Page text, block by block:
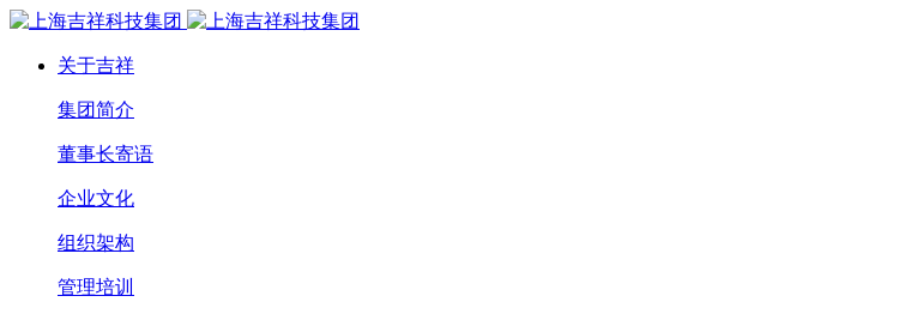
关于吉祥
集团简介
董事长寄语
企业文化
组织架构
管理培训